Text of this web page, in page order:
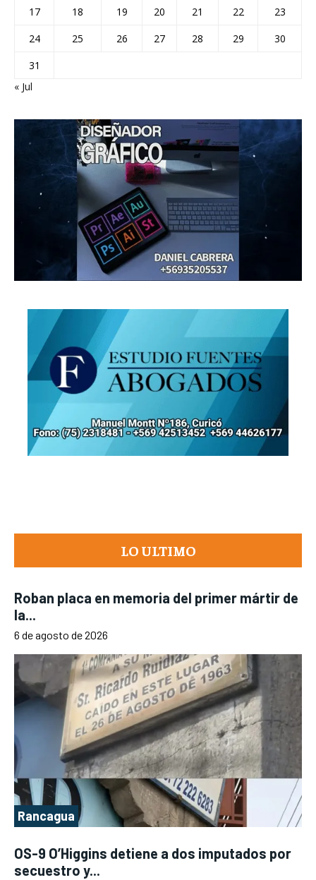
17
18 19 20 21 22
23
24
25 26 27 28 29
30
31
« Jul
LO ULTIMO
Roban placa en memoria del primer mártir de
la...
6 de agosto de 2026
Rancagua
OS-9 O’Higgins detiene a dos imputados por
secuestro y...